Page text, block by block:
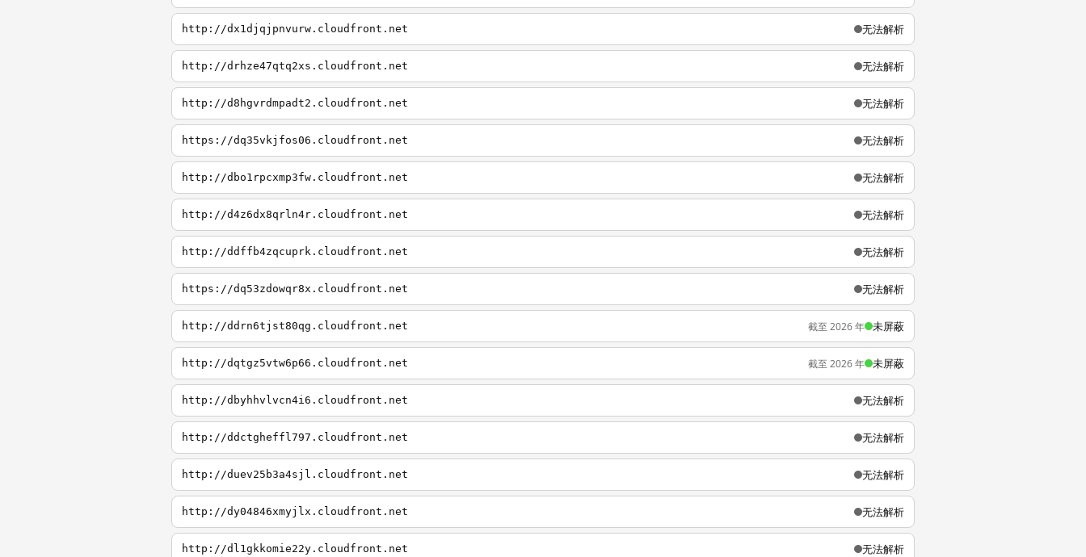
http://dx1djqjpnvurw.cloudfront.net 无法解析
http://drhze47qtq2xs.cloudfront.net 无法解析
http://d8hgvrdmpadt2.cloudfront.net 无法解析
https://dq35vkjfos06.cloudfront.net 无法解析
http://dbo1rpcxmp3fw.cloudfront.net 无法解析
http://d4z6dx8qrln4r.cloudfront.net 无法解析
http://ddffb4zqcuprk.cloudfront.net 无法解析
https://dq53zdowqr8x.cloudfront.net 无法解析
http://ddrn6tjst80qg.cloudfront.net 截至 2026 年 未屏蔽
http://dqtgz5vtw6p66.cloudfront.net 截至 2026 年 未屏蔽
http://dbyhhvlvcn4i6.cloudfront.net 无法解析
http://ddctgheffl797.cloudfront.net 无法解析
http://duev25b3a4sjl.cloudfront.net 无法解析
http://dy04846xmyjlx.cloudfront.net 无法解析
http://dl1gkkomie22y.cloudfront.net 无法解析